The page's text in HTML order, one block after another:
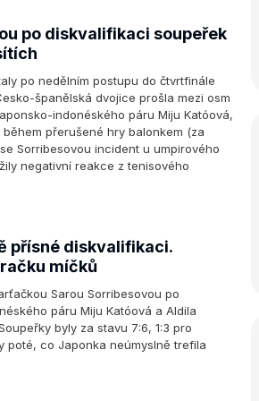
po diskvalifikaci soupeřek
po nedělním postupu do čtvrtfinále
španělská dvojice prošla mezi osm
indonéského páru Miju Katóová,
přerušené hry balonkem (za
Sorribesovou incident u umpirového
negativní reakce z tenisového
přísné diskvalifikaci.
míčků
Sarou Sorribesovou po
páru Miju Katóová a Aldila
byly za stavu 7:6, 1:3 pro
poté, co Japonka neúmyslně trefila